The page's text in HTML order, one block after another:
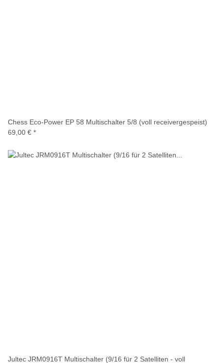
Chess Eco-Power EP 58 Multischalter 5/8 (voll receivergespeist)
69,00 € *
Jultec JRM0916T Multischalter (9/16 für 2 Satelliten - voll